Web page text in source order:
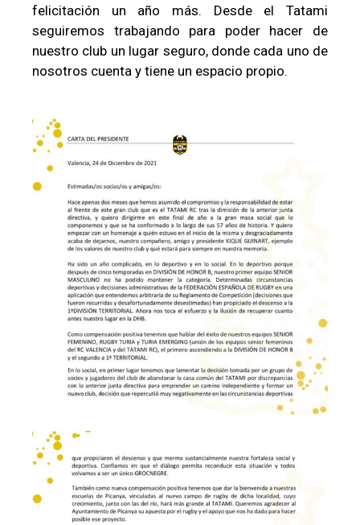
felicitación un año más. Desde el Tatami
seguiremos trabajando para poder hacer de
nuestro club un lugar seguro, donde cada uno de
nosotros cuenta y tiene un espacio propio.